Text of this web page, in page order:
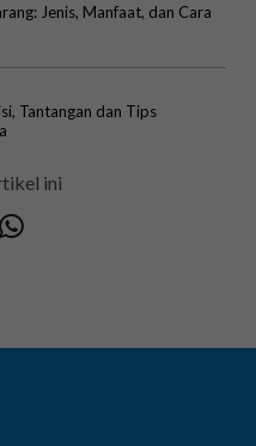
Jenis, Manfaat, dan Cara
Tantangan dan Tips
ini